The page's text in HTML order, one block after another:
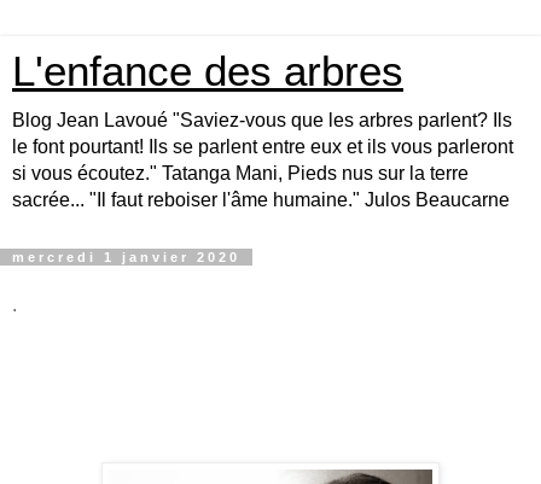
L'enfance des arbres
Blog Jean Lavoué "Saviez-vous que les arbres parlent? Ils
le font pourtant! Ils se parlent entre eux et ils vous parleront
si vous écoutez." Tatanga Mani, Pieds nus sur la terre
sacrée... "Il faut reboiser l'âme humaine." Julos Beaucarne
mercredi 1 janvier 2020
.